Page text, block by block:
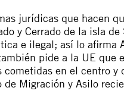
jurídicas que hacen
y Cerrado de la isla
e ilegal; así lo afirma
pide a la UE que
en el centro y
Migración y Asilo